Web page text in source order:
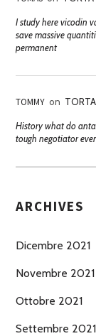
I study here vicodin
save massive
permanent
TOMMY on
History what do
tough negotiator
ARCHIVES
Dicembre 2021
Novembre 2021
Ottobre 2021
Settembre 2021